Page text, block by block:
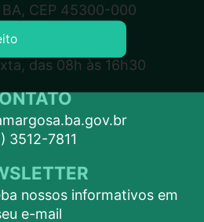
CEP 45300-000
das 08h às 16h30
3512-7811
nossos informativos em
e-mail